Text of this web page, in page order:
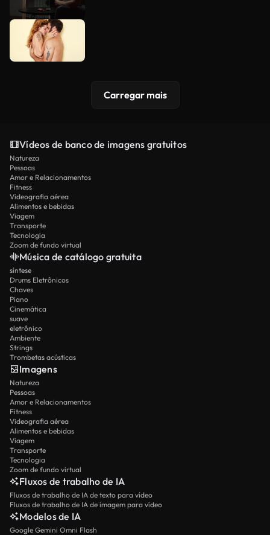
Carregar mais
Vídeos de banco de imagens gratuitos
Natureza
Pessoas
Amor e Relacionamentos
Fitness
Videografia aérea
Alimentos e bebidas
Viagem
Transporte
Tecnologia
Zoom de fundo virtual
Música de catálogo gratuita
síntese
Drums Eletrônicos
Chaves
Piano
Cinemática
suave
eletrônico
Ambiente
Strings
Trombetas acústicas
Imagens
Natureza
Pessoas
Amor e Relacionamentos
Fitness
Videografia aérea
Alimentos e bebidas
Viagem
Transporte
Tecnologia
Zoom de fundo virtual
Fluxos de trabalho de IA
Fluxos de trabalho de IA de texto para vídeo
Fluxos de trabalho de IA de imagem para vídeo
Modelos de IA
Google Gemini Omni Flash